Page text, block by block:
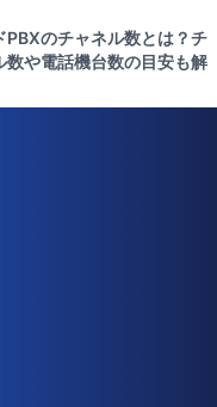
PBXのチャネル数とは？チ
数や電話機台数の目安も解